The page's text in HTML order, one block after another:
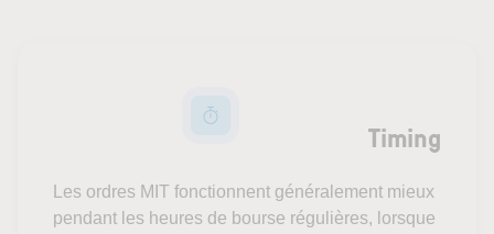
Timing
Les ordres MIT fonctionnent généralement mieux
pendant les heures de bourse régulières, lorsque